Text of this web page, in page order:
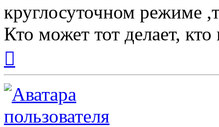
круглосуточном режиме
Кто может тот делает,
началу